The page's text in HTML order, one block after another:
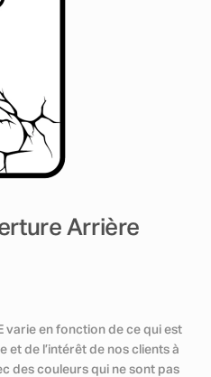
Arrière
varie en fonction de ce qui est
de l’intérêt de nos clients à
des couleurs qui ne sont pas